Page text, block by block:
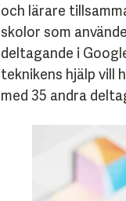
och lärare
skolor som
deltagande i
teknikens hjälp vill
med 35 andra